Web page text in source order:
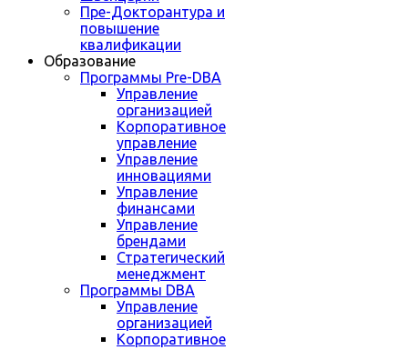
Пре-Докторантура и
повышение
квалификации
Образование
Программы Pre-DBA
Управление
организацией
Корпоративное
управление
Управление
инновациями
Управление
финансами
Управление
брендами
Стратегический
менеджмент
Программы DBA
Управление
организацией
Корпоративное